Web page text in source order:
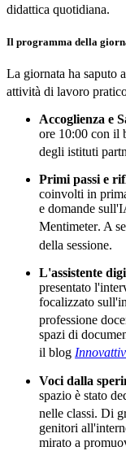
didattica quotidiana.
Il programma della
La giornata ha saputo
attività di lavoro
Accoglienza e
ore 10:00 con il
degli istituti
Primi passi e
coinvolti in
e domande
Mentimeter. A
della sessione.
L'assistente
presentato
focalizzato
professione
spazi di
il blog In
Voci dalla
spazio è stato
nelle classi. Di
genitori
mirato a